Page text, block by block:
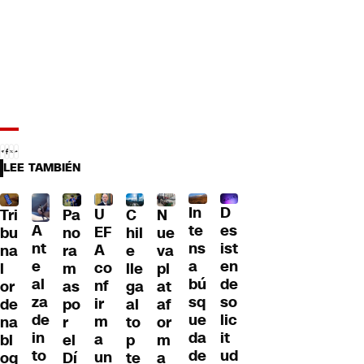
LEE TAMBIÉN
Tri
bu
na
l
or
de
na
bl
oq
A
nt
e
al
za
de
in
to
Pa
no
ra
m
as
po
r
el
Dí
U
EF
A
co
nf
ir
m
a
un
C
hil
e
lle
ga
al
to
p
te
N
ue
va
pl
at
af
or
m
a
In
te
ns
a
bú
sq
ue
da
de
D
es
ist
en
de
so
lic
it
ud